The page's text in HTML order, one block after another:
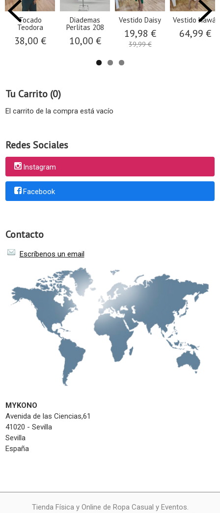
Tu Carrito (0)
El carrito de la compra está vacío
Redes Sociales
Instagram
Facebook
Contacto
Escríbenos un email
MYKONO
Avenida de las Ciencias,61
41020 - Sevilla
Sevilla
España
Tocado
Teodora
38,00 €
Diademas
Perlitas 208
10,00 €
Vestido Daisy
19,98 €
39,99 €
Vestido Hawái
64,99 €
Tienda Física y Online de Ropa Casual y Eventos.